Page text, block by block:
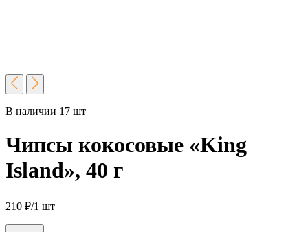
В наличии 17 шт
Чипсы кокосовые «King
Island», 40 г
210 ₽/1 шт